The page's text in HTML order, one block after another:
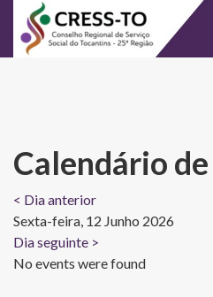
Calendário
< Dia anterior
Sexta-feira, 12 Junho 2026
Dia seguinte >
No events were found